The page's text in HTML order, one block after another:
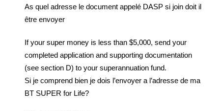
As quel adresse le document appelé DASP si join doit il
être envoyer
If your super money is less than $5,000, send your
completed application and supporting documentation
(see section D) to your superannuation fund.
Si je comprend bien je dois l’envoyer a l’adresse de ma
BT SUPER for Life?